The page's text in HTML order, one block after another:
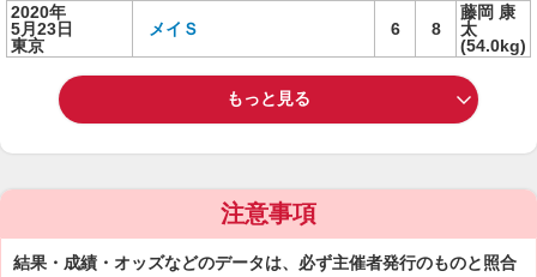
2020年
5月23日
東京
メイＳ 6 8
藤岡 康
太
(54.0kg)
もっと見る
注意事項
結果・成績・オッズなどのデータは、必ず主催者発行のものと照合